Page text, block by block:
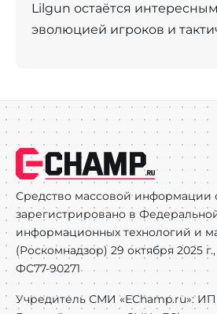
Lilgun остаётся
эволюцией игроков и
Средство массовой информации
зарегистрировано в
информационных технологий и
(Роскомнадзор) 29 октября 2025
ФС77-90271
Учредитель СМИ «EChamp.ru»: